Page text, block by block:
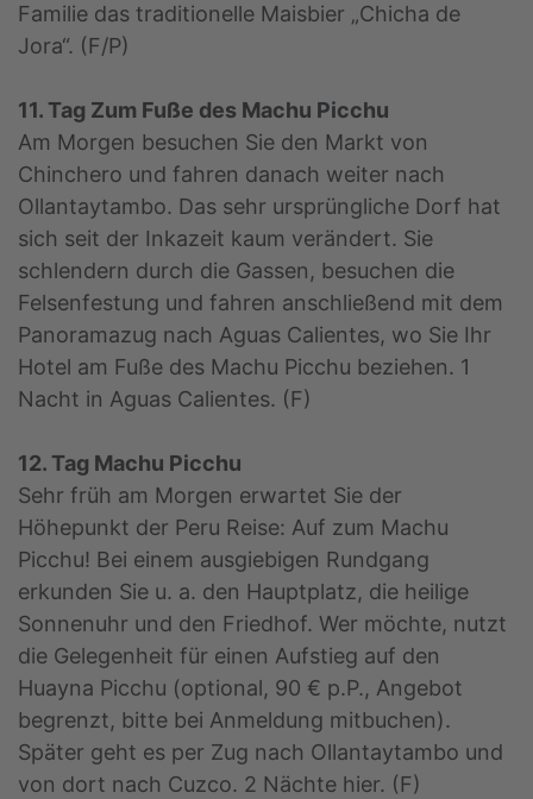
Familie das traditionelle Maisbier „Chicha de
Jora“. (F/P)
11. Tag Zum Fuße des Machu Picchu
Am Morgen besuchen Sie den Markt von
Chinchero und fahren danach weiter nach
Ollantaytambo. Das sehr ursprüngliche Dorf hat
sich seit der Inkazeit kaum verändert. Sie
schlendern durch die Gassen, besuchen die
Felsenfestung und fahren anschließend mit dem
Panoramazug nach Aguas Calientes, wo Sie Ihr
Hotel am Fuße des Machu Picchu beziehen. 1
Nacht in Aguas Calientes. (F)
12. Tag Machu Picchu
Sehr früh am Morgen erwartet Sie der
Höhepunkt der Peru Reise: Auf zum Machu
Picchu! Bei einem ausgiebigen Rundgang
erkunden Sie u. a. den Hauptplatz, die heilige
Sonnenuhr und den Friedhof. Wer möchte, nutzt
die Gelegenheit für einen Aufstieg auf den
Huayna Picchu (optional, 90 € p.P., Angebot
begrenzt, bitte bei Anmeldung mitbuchen).
Später geht es per Zug nach Ollantaytambo und
von dort nach Cuzco. 2 Nächte hier. (F)